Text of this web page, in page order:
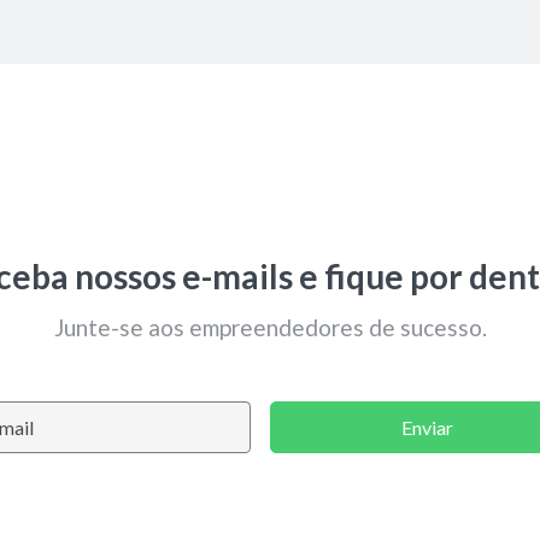
nossos e-mails e fique por
Junte-se aos empreendedores de sucesso.
Enviar